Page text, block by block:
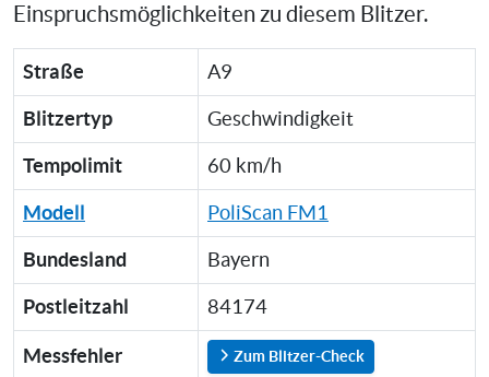
Einspruchsmöglichkeiten zu diesem Blitzer.
Straße A9
Blitzertyp Geschwindigkeit
Tempolimit 60 km/h
Modell PoliScan FM1
Bundesland Bayern
Postleitzahl 84174
Messfehler Zum Blitzer-Check